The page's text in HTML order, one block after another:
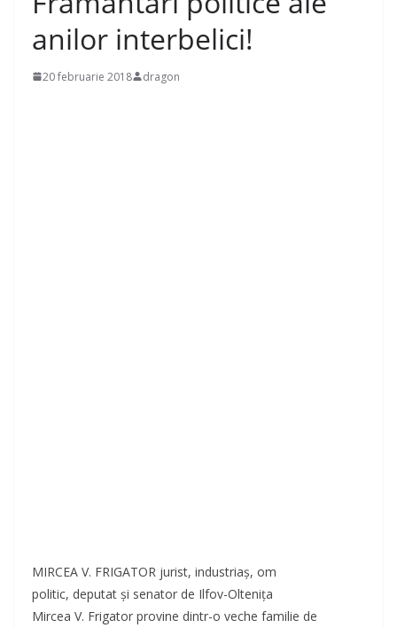
anilor interbelici!
20 februarie 2018 dragon
MIRCEA V. FRIGATOR jurist, industriaş, om
politic, deputat şi senator de Ilfov-Olteniţa
Mircea V. Frigator provine dintr-o veche familie de